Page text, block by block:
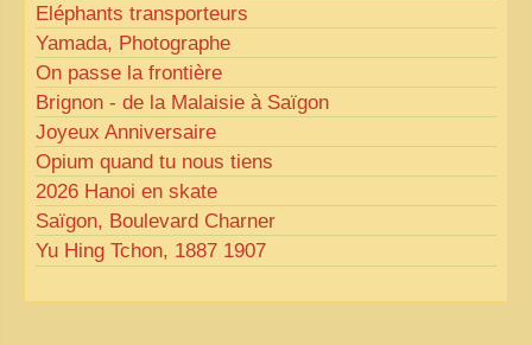
Eléphants transporteurs
Yamada, Photographe
On passe la frontière
Brignon - de la Malaisie à Saïgon
Joyeux Anniversaire
Opium quand tu nous tiens
2026 Hanoi en skate
Saïgon, Boulevard Charner
Yu Hing Tchon, 1887 1907